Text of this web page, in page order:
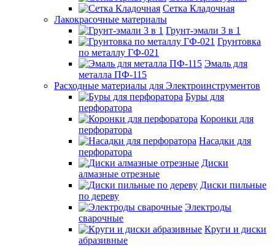
Сетка Кладочная
Лакокрасочные материалы
Грунт-эмали 3 в 1
Грунтовка
по металлу ГФ-021
Эмаль для
металла ПФ-115
Расходные материалы для Электроинструментов
Буры для
перфоратора
Коронки для
перфоратора
Насадки для
перфоратора
Диски
алмазные отрезные
Диски пильные
по дереву
Электроды
сварочные
Круги и диски
абразивные